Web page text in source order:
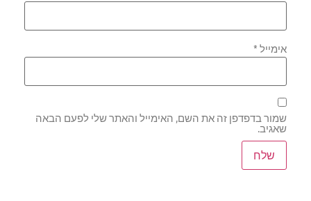
אימייל*
שמור בדפדפן זה את השם, האימייל והאתר שלי לפעם הבאה
שאגיב.